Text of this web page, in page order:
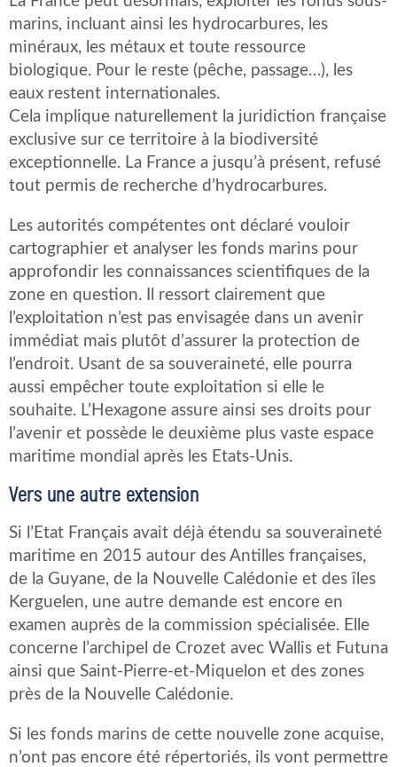
marins, incluant ainsi les hydrocarbures, les
minéraux, les métaux et toute ressource
biologique. Pour le reste (pêche, passage…), les
eaux restent internationales.
Cela implique naturellement la juridiction française
exclusive sur ce territoire à la biodiversité
exceptionnelle. La France a jusqu’à présent, refusé
tout permis de recherche d’hydrocarbures.
Les autorités compétentes ont déclaré vouloir
cartographier et analyser les fonds marins pour
approfondir les connaissances scientifiques de la
zone en question. Il ressort clairement que
l’exploitation n’est pas envisagée dans un avenir
immédiat mais plutôt d’assurer la protection de
l’endroit. Usant de sa souveraineté, elle pourra
aussi empêcher toute exploitation si elle le
souhaite. L’Hexagone assure ainsi ses droits pour
l’avenir et possède le deuxième plus vaste espace
maritime mondial après les Etats-Unis.
Vers une autre extension
Si l’Etat Français avait déjà étendu sa souveraineté
maritime en 2015 autour des Antilles françaises,
de la Guyane, de la Nouvelle Calédonie et des îles
Kerguelen, une autre demande est encore en
examen auprès de la commission spécialisée. Elle
concerne l’archipel de Crozet avec Wallis et Futuna
ainsi que Saint-Pierre-et-Miquelon et des zones
près de la Nouvelle Calédonie.
Si les fonds marins de cette nouvelle zone acquise,
n’ont pas encore été répertoriés, ils vont permettre